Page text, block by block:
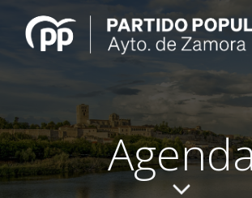
al
contenido